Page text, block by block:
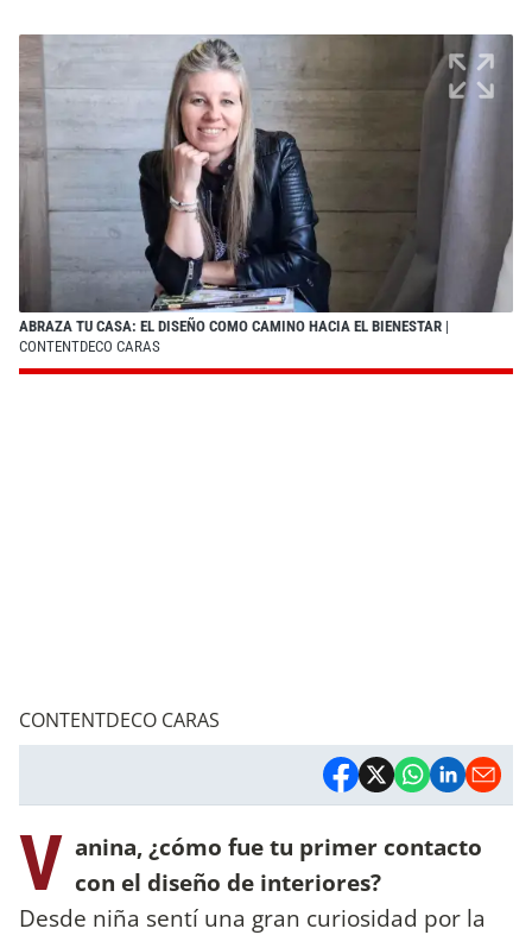
ABRAZA TU CASA: EL DISEÑO COMO CAMINO HACIA EL BIENESTAR |
CONTENTDECO CARAS
CONTENTDECO CARAS
V anina, ¿cómo fue tu primer contacto
con el diseño de interiores?
Desde niña sentí una gran curiosidad por la